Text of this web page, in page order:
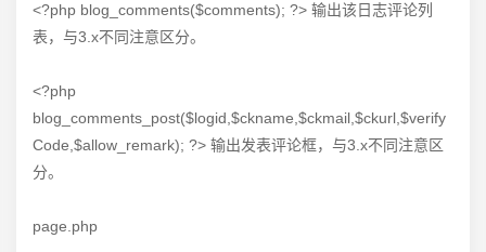
<?php blog_comments($comments); ?> 输出该日志评论列
表，与3.x不同注意区分。
<?php
blog_comments_post($logid,$ckname,$ckmail,$ckurl,$verify
Code,$allow_remark); ?> 输出发表评论框，与3.x不同注意区
分。
page.php